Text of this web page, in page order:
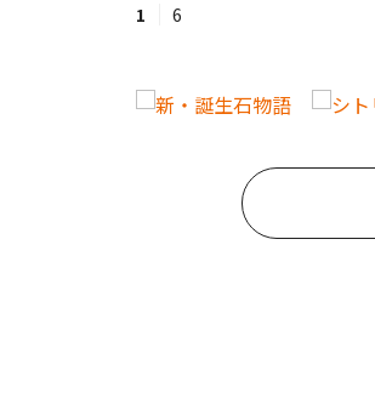
1 6